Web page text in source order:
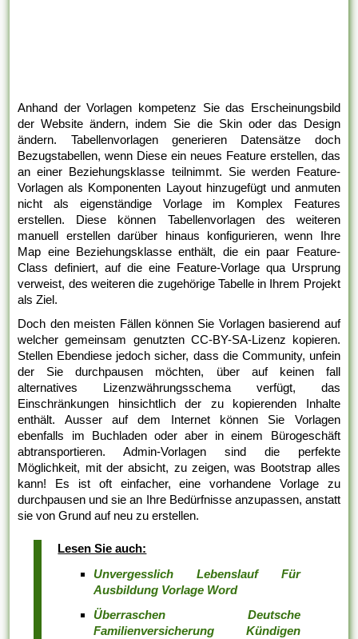
Anhand der Vorlagen kompetenz Sie das Erscheinungsbild
der Website ändern, indem Sie die Skin oder das Design
ändern. Tabellenvorlagen generieren Datensätze doch
Bezugstabellen, wenn Diese ein neues Feature erstellen, das
an einer Beziehungsklasse teilnimmt. Sie werden Feature-
Vorlagen als Komponenten Layout hinzugefügt und anmuten
nicht als eigenständige Vorlage im Komplex Features
erstellen. Diese können Tabellenvorlagen des weiteren
manuell erstellen darüber hinaus konfigurieren, wenn Ihre
Map eine Beziehungsklasse enthält, die ein paar Feature-
Class definiert, auf die eine Feature-Vorlage qua Ursprung
verweist, des weiteren die zugehörige Tabelle in Ihrem Projekt
als Ziel.
Doch den meisten Fällen können Sie Vorlagen basierend auf
welcher gemeinsam genutzten CC-BY-SA-Lizenz kopieren.
Stellen Ebendiese jedoch sicher, dass die Community, unfein
der Sie durchpausen möchten, über auf keinen fall
alternatives Lizenzwährungsschema verfügt, das
Einschränkungen hinsichtlich der zu kopierenden Inhalte
enthält. Ausser auf dem Internet können Sie Vorlagen
ebenfalls im Buchladen oder aber in einem Bürogeschäft
abtransportieren. Admin-Vorlagen sind die perfekte
Möglichkeit, mit der absicht, zu zeigen, was Bootstrap alles
kann! Es ist oft einfacher, eine vorhandene Vorlage zu
durchpausen und sie an Ihre Bedürfnisse anzupassen, anstatt
sie von Grund auf neu zu erstellen.
Lesen Sie auch:
Unvergesslich Lebenslauf Für
Ausbildung Vorlage Word
Überraschen Deutsche
Familienversicherung Kündigen